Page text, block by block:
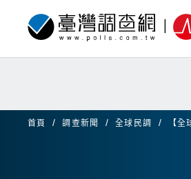
首頁 調查新聞 全球民調 【